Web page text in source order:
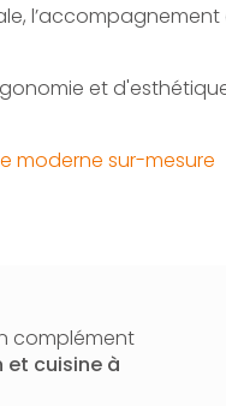
l’accompagnement
et
moderne sur-mesure
complément
et cuisine à